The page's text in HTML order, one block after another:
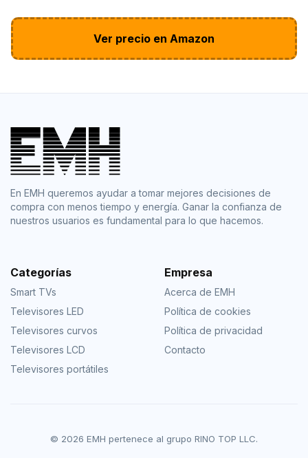
Ver precio en Amazon
En EMH queremos ayudar a tomar mejores decisiones de
compra con menos tiempo y energía. Ganar la confianza de
nuestros usuarios es fundamental para lo que hacemos.
Categorías
Smart TVs
Televisores LED
Televisores curvos
Televisores LCD
Televisores portátiles
Empresa
Acerca de EMH
Política de cookies
Política de privacidad
Contacto
© 2026 EMH pertenece al grupo RINO TOP LLC.